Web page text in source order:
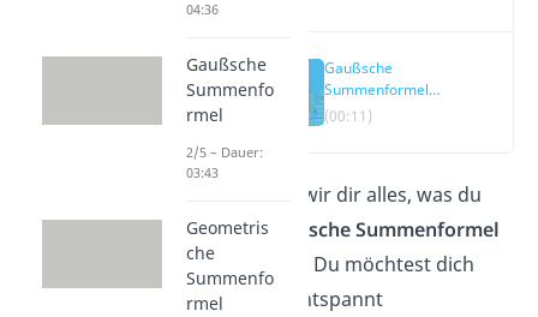
Gaußsche
Summenformel
einfach erklärt
(00:11)
Hier erklären wir dir alles, was du
über dieGaußsche Summenformel
wissen musst! Du möchtest dich
dabei lieber entspannt
04:36
Gaußsche
Summenfo
rmel
2/5 – Dauer:
03:43
Geometris
che
Summenfo
rmel